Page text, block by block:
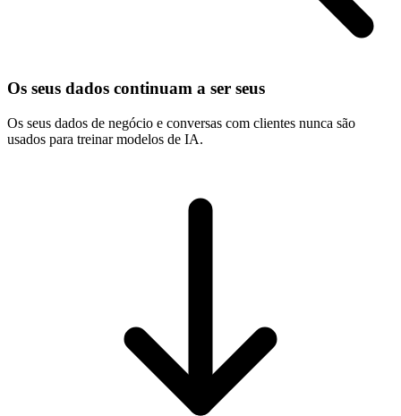
Os seus dados continuam a ser seus
Os seus dados de negócio e conversas com clientes nunca são
usados para treinar modelos de IA.